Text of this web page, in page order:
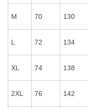
M 70 130
L 72 134
XL 74 138
2XL 76 142